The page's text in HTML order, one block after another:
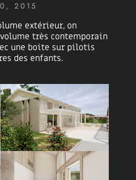
2015
extérieur, on
très contemporain
une boite sur pilotis
des enfants.